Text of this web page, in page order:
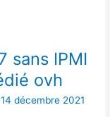
sans IPMI
ovh
14 décembre 2021